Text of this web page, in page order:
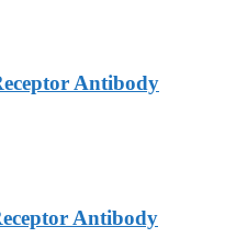
Antibody
Antibody